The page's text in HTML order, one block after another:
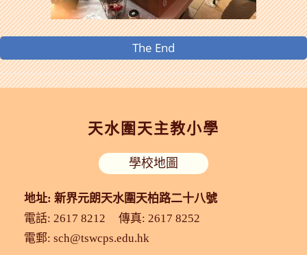
The End
天水圍天主教小學
地址: 新界元朗天水圍天柏路二十八號
學校地圖
電話: 2617 8212
傳真: 2617 8252
電郵: sch@tswcps.edu.hk